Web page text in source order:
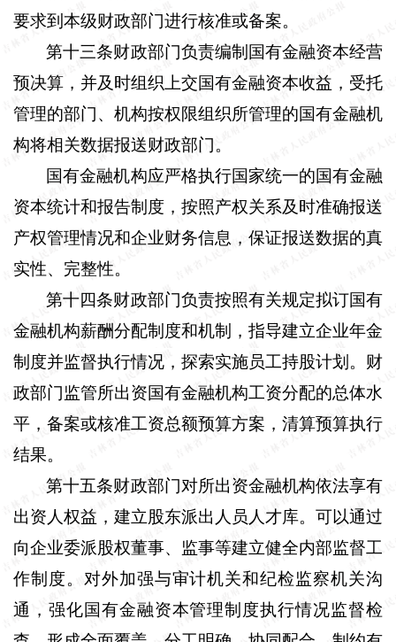
要求到本级财政部门进行核准或备案。
第十三条财政部门负责编制国有金融资本经营
预决算，并及时组织上交国有金融资本收益，受托
管理的部门、机构按权限组织所管理的国有金融机
构将相关数据报送财政部门。
国有金融机构应严格执行国家统一的国有金融
资本统计和报告制度，按照产权关系及时准确报送
产权管理情况和企业财务信息，保证报送数据的真
实性、完整性。
第十四条财政部门负责按照有关规定拟订国有
金融机构薪酬分配制度和机制，指导建立企业年金
制度并监督执行情况，探索实施员工持股计划。财
政部门监管所出资国有金融机构工资分配的总体水
平，备案或核准工资总额预算方案，清算预算执行
结果。
第十五条财政部门对所出资金融机构依法享有
出资人权益，建立股东派出人员人才库。可以通过
向企业委派股权董事、监事等建立健全内部监督工
作制度。对外加强与审计机关和纪检监察机关沟
通，强化国有金融资本管理制度执行情况监督检